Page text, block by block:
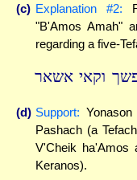
(c) Explanation #2:
"B'Amos Amah"
regarding a five-
וקאי אשאר
(d) Support:
Pashach (a
V'Cheik ha'Amos
Keranos).